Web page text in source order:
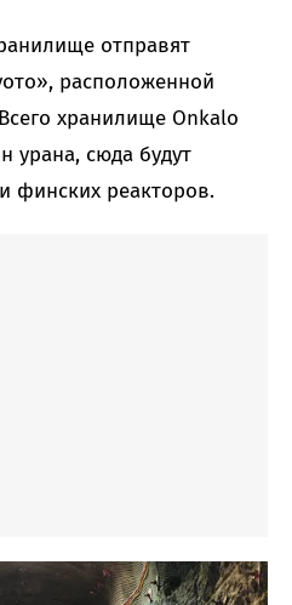
отправят
расположенной
хранилище Onkalo
урана, сюда будут
финских реакторов.